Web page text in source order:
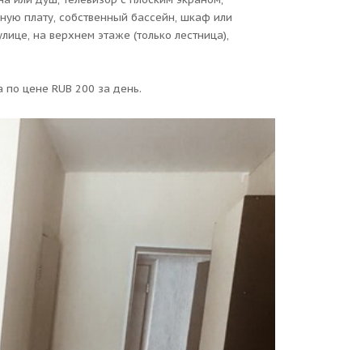
плату, собственный бассейн, шкаф или
на верхнем этаже (только лестница),
по цене RUB 200 за день.